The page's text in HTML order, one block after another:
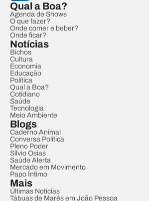
Qual a Boa?
Agenda de Shows
O que fazer?
Onde comer e beber?
Onde ficar?
Notícias
Bichos
Cultura
Economia
Educação
Política
Qual a Boa?
Cotidiano
Saúde
Tecnologia
Meio Ambiente
Blogs
Caderno Animal
Conversa Política
Pleno Poder
Sílvio Osias
Saúde Alerta
Mercado em Movimento
Papo Íntimo
Mais
Últimas Notícias
Tábuas de Marés em João Pessoa